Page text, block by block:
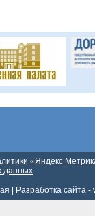
«Яндекс
данных
|
Разработка сайта -